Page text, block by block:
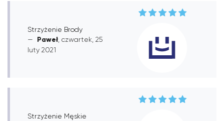
Strzyżenie Brody
Paweł , czwartek, 25
luty 2021
Strzyżenie Męskie